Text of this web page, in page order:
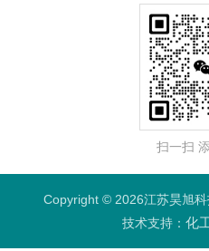
扫一扫
Copyright © 2026江苏昊旭
技术支持：化